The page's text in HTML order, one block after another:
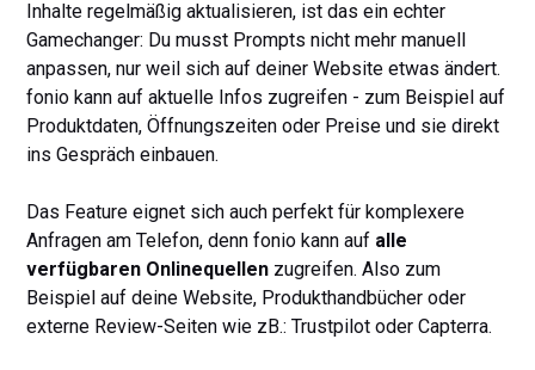
Inhalte regelmäßig aktualisieren, ist das ein echter
Gamechanger: Du musst Prompts nicht mehr manuell
anpassen, nur weil sich auf deiner Website etwas ändert.
fonio kann auf aktuelle Infos zugreifen - zum Beispiel auf
Produktdaten, Öffnungszeiten oder Preise und sie direkt
ins Gespräch einbauen.
Das Feature eignet sich auch perfekt für komplexere
Anfragen am Telefon, denn fonio kann auf alle
verfügbaren Onlinequellen zugreifen. Also zum
Beispiel auf deine Website, Produkthandbücher oder
externe Review-Seiten wie zB.: Trustpilot oder Capterra.